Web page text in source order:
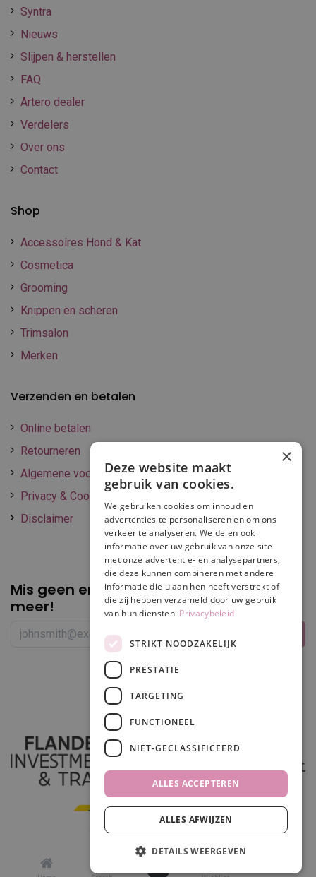
In winkelwagen
0
Syntra
Nieuws
Slijpen & herstellen
FAQ
Artero dealer
Verdelers
Over ons
Contact
Shop
Accessoires Hond & Kat
Cosmetica
Grooming
Knippen en scheren
Trimsalon
Merken
Verzenden en betalen
Online betalen
Retourneren
Algemene voorwaarden
Privacy & Cookie policy
Disclaimer
Mis geen enkelepromotie of korting
meer!
Made inodoobyscrollit
×
Deze website maakt
gebruik van cookies.
We gebruiken cookies om inhoud en
advertenties te personaliseren en om ons
verkeer te analyseren. We delen ook
informatie over uw gebruik van onze site
met onze advertentie- en analysepartners,
die deze kunnen combineren met andere
informatie die u aan hen heeft verstrekt of
die zij hebben verzameld door uw gebruik
van hun diensten. Privacybeleid
STRIKT NOODZAKELIJK
PRESTATIE
TARGETING
FUNCTIONEEL
NIET-GECLASSIFICEERD
ALLES ACCEPTEREN
ALLES AFWIJZEN
DETAILS WEERGEVEN